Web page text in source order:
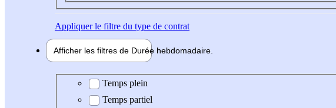
Appliquerle filtre du type de contrat
Afficher les filtres de Durée hebdomadaire
Durée hebdomadaire
Temps plein
Temps partiel